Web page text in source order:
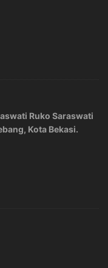
Ruko Saraswati
Kota Bekasi.